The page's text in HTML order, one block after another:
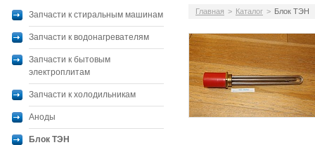
Запчасти к стиральным машинам
Запчасти к водонагревателям
Запчасти к бытовым
электроплитам
Запчасти к холодильникам
Аноды
Блок ТЭН
Главная > Каталог > Блок ТЭН